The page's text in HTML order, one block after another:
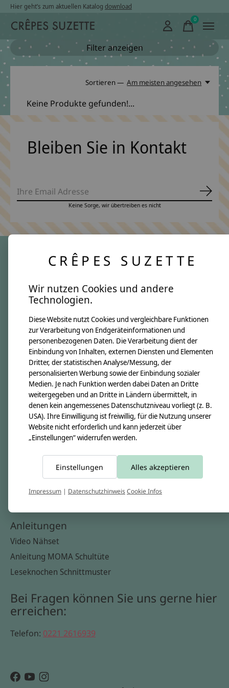
Hier geht’s zum aktuellen Katalog download
0items
Filter anzeigen
Sortieren — Am meisten angesehen
Keine Produkte gefunden!...
Bleiben Sie in Kontakt
Keine Sorge, wir übertreiben es nicht
Über uns
Unsere Creppies
Nähkästchen
Unsere Stoffe
Impressum
Informationen
Kontakt
Versandkosten & Rücksendungen
Zahlungsarten
Widerrufsbelehrung
Anleitungen
Video Nähset
Anleitung MOMA Schultüte
Leseknochen Schnittmuster
Bei Fragen können Sie uns gerne hier
erreichen:
Telefon: 0221 2616939
CRÊPES SUZETTE
Wir nutzen Cookies und andere
Technologien.
Diese Website nutzt Cookies und vergleichbare Funktionen
zur Verarbeitung von Endgeräteinformationen und
personenbezogenen Daten. Die Verarbeitung dient der
Einbindung von Inhalten, externen Diensten und Elementen
Dritter, der statistischen Analyse/Messung, der
personalisierten Werbung sowie der Einbindung sozialer
Medien. Je nach Funktion werden dabei Daten an Dritte
weitergegeben und an Dritte in Ländern übermittelt, in
denen kein angemessenes Datenschutzniveau vorliegt (z. B.
USA). Ihre Einwilligung ist freiwillig, für die Nutzung unserer
Website nicht erforderlich und kann jederzeit über
„Einstellungen“ widerrufen werden.
Einstellungen Alles akzeptieren
Impressum | DatenschutzhinweisCookie Infos